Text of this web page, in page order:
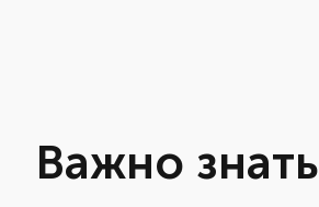
Важно знать